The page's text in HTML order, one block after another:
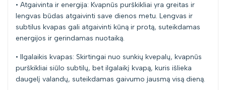
• Atgaivinta ir energija: Kvapnūs purškikliai yra greitas ir
lengvas būdas atgaivinti save dienos metu. Lengvas ir
subtilus kvapas gali atgaivinti kūną ir protą, suteikdamas
energijos ir gerindamas nuotaiką.
• Ilgalaikis kvapas: Skirtingai nuo sunkių kvepalų, kvapnūs
purškikliai siūlo subtilų, bet ilgalaikį kvapą, kuris išlieka
daugelį valandų, suteikdamas gaivumo jausmą visą dieną.